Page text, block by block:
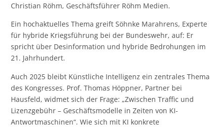
Christian Röhm, Geschäftsführer Röhm Medien.
Ein hochaktuelles Thema greift Söhnke Marahrens, Experte
für hybride Kriegsführung bei der Bundeswehr, auf: Er
spricht über Desinformation und hybride Bedrohungen im
21. Jahrhundert.
Auch 2025 bleibt Künstliche Intelligenz ein zentrales Thema
des Kongresses. Prof. Thomas Höppner, Partner bei
Hausfeld, widmet sich der Frage: „Zwischen Traffic und
Lizenzgebühr – Geschäftsmodelle in Zeiten von KI-
Antwortmaschinen“. Wie sich mit KI konkrete